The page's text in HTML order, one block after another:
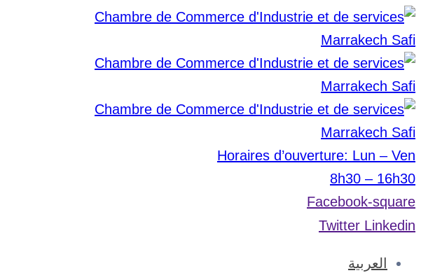
Horaires d’ouverture: Lun – Ven
8h30 – 16h30
Facebook-square
Twitter Linkedin
العربية